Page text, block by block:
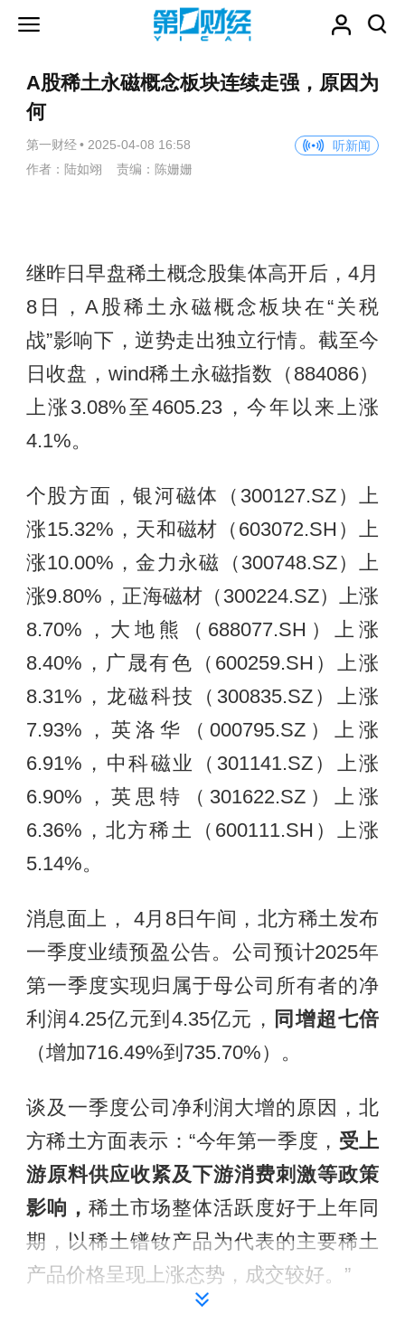
A股稀土永磁概念板块连续走强，原因为
何
第一财经 • 2025-04-08 16:58
听新闻
作者：陆如翊 责编：陈姗姗
继昨日早盘稀土概念股集体高开后，4月
8日，A股稀土永磁概念板块在“关税
战”影响下，逆势走出独立行情。截至今
日收盘，wind稀土永磁指数（884086）
上涨3.08%至4605.23，今年以来上涨
4.1%。
个股方面，银河磁体（300127.SZ）上
涨15.32%，天和磁材（603072.SH）上
涨10.00%，金力永磁（300748.SZ）上
涨9.80%，正海磁材（300224.SZ）上涨
8.70%，大地熊（688077.SH）上涨
8.40%，广晟有色（600259.SH）上涨
8.31%，龙磁科技（300835.SZ）上涨
7.93%，英洛华（000795.SZ）上涨
6.91%，中科磁业（301141.SZ）上涨
6.90%，英思特（301622.SZ）上涨
6.36%，北方稀土（600111.SH）上涨
5.14%。
消息面上， 4月8日午间，北方稀土发布
一季度业绩预盈公告。公司预计2025年
第一季度实现归属于母公司所有者的净
利润4.25亿元到4.35亿元， 同增超七倍
（增加716.49%到735.70%）。
谈及一季度公司净利润大增的原因，北
方稀土方面表示：“今年第一季度， 受上
游原料供应收紧及下游消费刺激等政策
影响， 稀土市场整体活跃度好于上年同
期，以稀土镨钕产品为代表的主要稀土
产品价格呈现上涨态势，成交较好。”